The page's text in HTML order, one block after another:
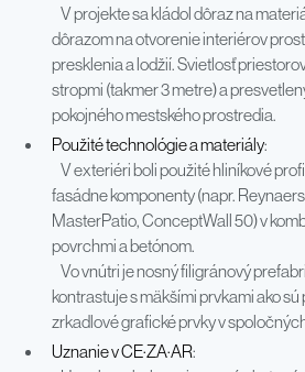
V projekte sa kládol dôraz na
dôrazom na otvorenie interiérov
presklenia a lodžií. Svietlosť
stropmi (takmer 3 metre) a
pokojného mestského prostredia.
Použité technológie a materiály:
V exteriéri boli použité hliníkové
fasádne komponenty (napr.
MasterPatio, ConceptWall 50) v
povrchmi a betónom.
Vo vnútri je nosný filigránový
kontrastuje s mäkšími prvkami ako
zrkadlové grafické prvky v
Uznanie v CE·ZA·AR: